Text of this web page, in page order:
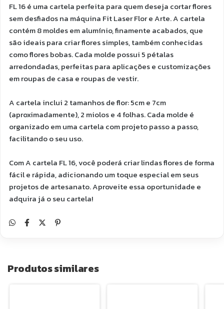
FL 16 é uma cartela perfeita para quem deseja cortar flores
sem desfiados na máquina Fit Laser Flor e Arte. A cartela
contém 8 moldes em alumínio, finamente acabados, que
são ideais para criar flores simples, também conhecidas
como flores bobas. Cada molde possui 5 pétalas
arredondadas, perfeitas para aplicações e customizações
em roupas de casa e roupas de vestir.
A cartela inclui 2 tamanhos de flor: 5cm e 7cm
(aproximadamente), 2 miolos e 4 folhas. Cada molde é
organizado em uma cartela com projeto passo a passo,
facilitando o seu uso.
Com A cartela FL 16, você poderá criar lindas flores de forma
fácil e rápida, adicionando um toque especial em seus
projetos de artesanato. Aproveite essa oportunidade e
adquira já o seu cartela!
Produtos similares